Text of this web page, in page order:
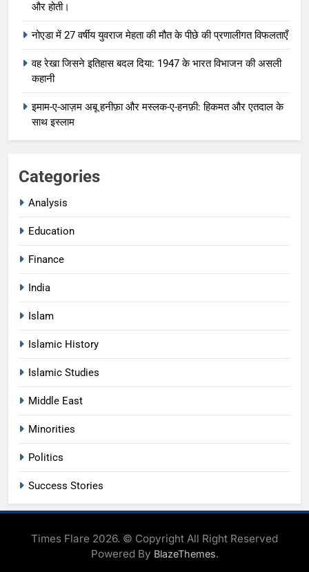
और होती।
नोएडा में 27 वर्षीय युवराज मेहता की मौत के पीछे की प्रणालीगत विफलताएँ
वह रेखा जिसने इतिहास बदल दिया: 1947 के भारत विभाजन की असली
कहानी
इमाम-ए-आज़म अबू हनीफ़ा और मस्लक-ए-हनफ़ी: हिकमत और एतदाल के
साथ इस्लाम
Categories
Analysis
Education
Finance
India
Islam
Islamic History
Islamic Studies
Middle East
Minorities
Politics
Success Stories
Times Flare 2026. © Copyright All Right Reserved
Powered By BlazeThemes.